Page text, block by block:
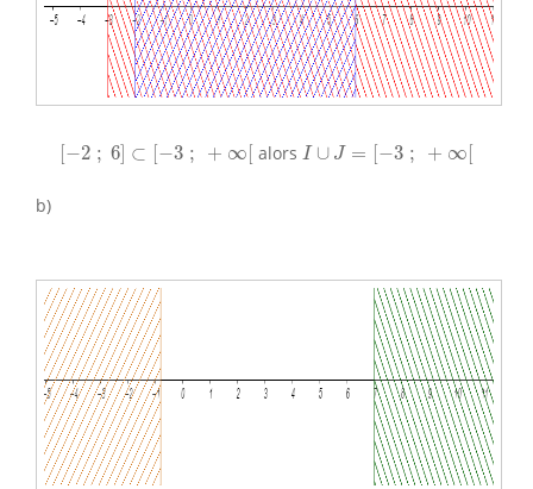
−2 ; 6] ⊂ −3 ; + ∞
[ 2 6]⊂[−3 +∞ alors I ∪ J = −3 ; + ∞
I∪ J=[ ; ∞ [
b)